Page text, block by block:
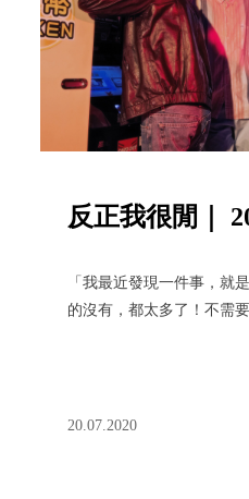
反正我很閒｜
「我最近發現一件事，就
的沒有，都太多了！不需
20.07.2020